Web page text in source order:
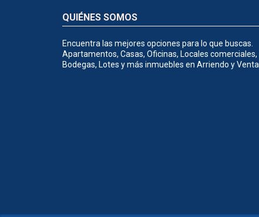
QUIÉNES SOMOS
Encuentra las mejores opciones para lo que buscas.
Apartamentos, Casas, Oficinas, Locales comerciales,
Bodegas, Lotes y más inmuebles en Arriendo y Venta.